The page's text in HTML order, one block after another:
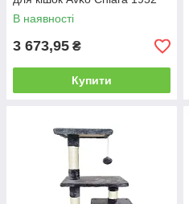
В наявності
3 673,95 ₴
Купити